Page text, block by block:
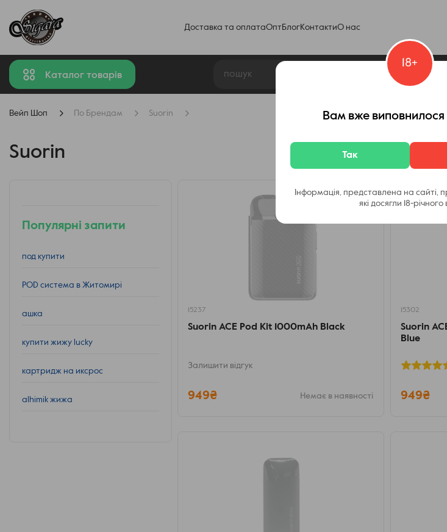
Доставка та оплатаОпт БлогКонтактиО нас
Каталог товарів
Вейп Шоп По Брендам Suorin
Suorin
Популярні запити
под купити
POD система в Житомирі
ашка
купити жижу lucky
картридж на иксрос
alhimik жижа
15237
Suorin ACE Pod Kit 1000mAh Black
Залишити відгук
949₴ Немає в наявності
15302
Suorin
Blue
949₴
18+
Вам вже виповнилося
Так
Інформація, представлена на сайті,
які досягли 18-річного